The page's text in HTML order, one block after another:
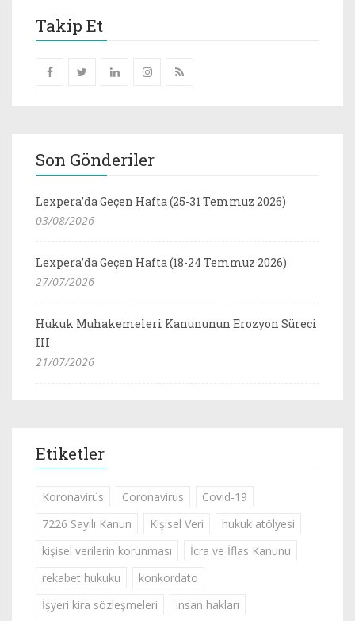
Takip Et
Son Gönderiler
Lexpera’da Geçen Hafta (25-31 Temmuz 2026)
03/08/2026
Lexpera’da Geçen Hafta (18-24 Temmuz 2026)
27/07/2026
Hukuk Muhakemeleri Kanununun Erozyon Süreci
III
21/07/2026
Etiketler
Koronavirüs Coronavirus
Covid-19
7226 Sayılı Kanun
Kişisel Veri
hukuk atölyesi
kişisel verilerin korunması
İcra ve İflas Kanunu
rekabet hukuku
konkordato
İşyeri kira sözleşmeleri
insan hakları